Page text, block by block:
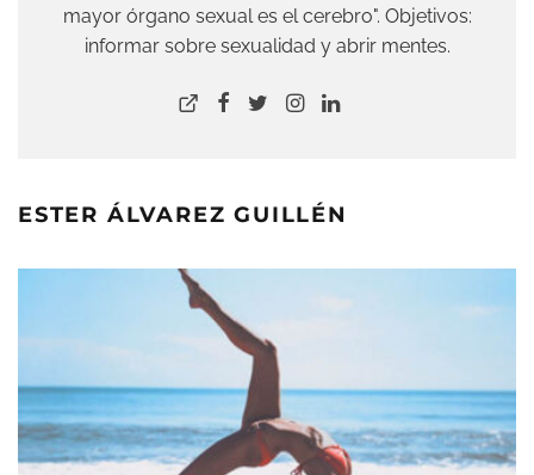
mayor órgano sexual es el cerebro". Objetivos:
informar sobre sexualidad y abrir mentes.
ESTER ÁLVAREZ GUILLÉN